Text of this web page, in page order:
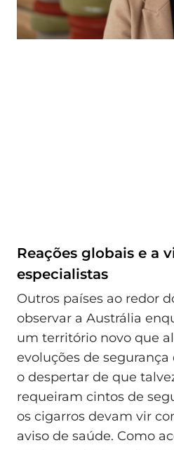
Reações globais e a
especialistas
Outros países ao redor
observar a Austrália
um território novo que
evoluções de
o despertar de que
requeiram cintos de
os cigarros devam vir
aviso de saúde. Como